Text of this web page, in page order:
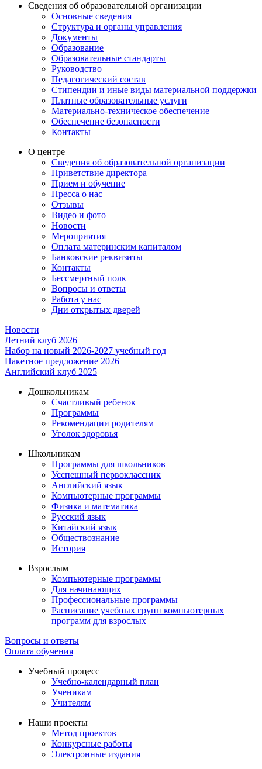
Сведения об образовательной организации
Основные сведения
Структура и органы управления
Документы
Образование
Образовательные стандарты
Руководство
Педагогический состав
Стипендии и иные виды материальной поддержки
Платные образовательные услуги
Материально-техническое обеспечение
Обеспечение безопасности
Контакты
О центре
Сведения об образовательной организации
Приветствие директора
Прием и обучение
Пресса о нас
Отзывы
Видео и фото
Новости
Мероприятия
Оплата материнским капиталом
Банковские реквизиты
Контакты
Бессмертный полк
Вопросы и ответы
Работа у нас
Дни открытых дверей
Новости
Летний клуб 2026
Набор на новый 2026-2027 учебный год
Пакетное предложение 2026
Английский клуб 2025
Дошкольникам
Счастливый ребенок
Программы
Рекомендации родителям
Уголок здоровья
Школьникам
Программы для школьников
Усспешный первоклассник
Английский язык
Компьютерные программы
Физика и математика
Русский язык
Китайский язык
Обществознание
История
Взрослым
Компьютерные программы
Для начинающих
Профессиональные программы
Расписание учебных групп компьютерных
программ для взрослых
Вопросы и ответы
Оплата обучения
Учебный процесс
Учебно-календарный план
Ученикам
Учителям
Наши проекты
Метод проектов
Конкурсные работы
Электронные издания